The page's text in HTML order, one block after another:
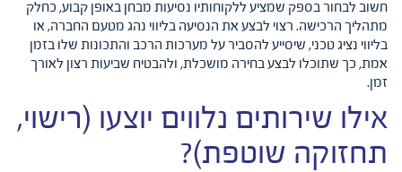
חשוב לבחור בספק שמציע ללקוחותיו נסיעות מבחן באופן קבוע, כחלק
מתהליך הרכישה. רצוי לבצע את הנסיעה בליווי נהג מטעם החברה, או
בליווי נציג טכני, שיסייע להסביר על מערכות הרכב והתכונות שלו בזמן
אמת, כך שתוכלו לבצע בחירה מושכלת, ולהבטיח שביעות רצון לאורך
זמן.
אילו שירותים נלווים יוצעו (רישוי,
תחזוקה שוטפת)?